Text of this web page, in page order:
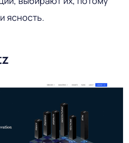
ясность.